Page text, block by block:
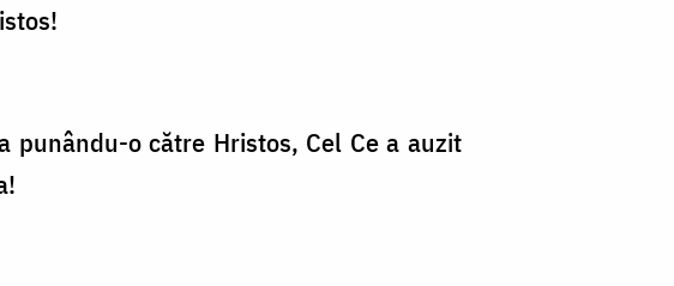
o către Hristos, Cel Ce a auzit